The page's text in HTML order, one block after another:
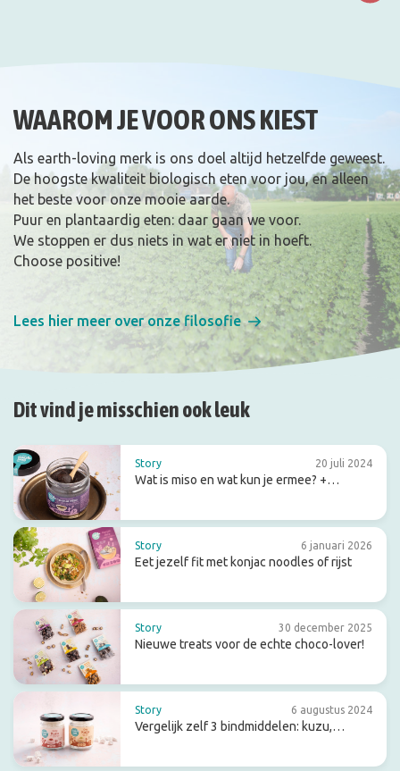
WAAROM JE VOOR ONS KIEST
Als earth-loving merk is ons doel altijd hetzelfde geweest.
De hoogste kwaliteit biologisch eten voor jou, en alleen
het beste voor onze mooie aarde.
Puur en plantaardig eten: daar gaan we voor.
We stoppen er dus niets in wat er niet in hoeft.
Choose positive!
Lees hier meer over onze filosofie
Dit vind je misschien ook leuk
Story 20 juli 2024
Wat is miso en wat kun je ermee? +
Story 6 januari 2026
Eet jezelf fit met konjac noodles of rijst
Story 30 december 2025
Nieuwe treats voor de echte choco-lover!
Story 6 augustus 2024
Vergelijk zelf 3 bindmiddelen: kuzu,